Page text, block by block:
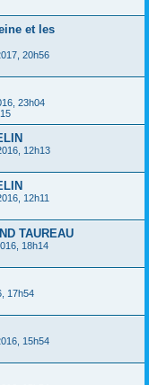
et les
20h56
23h04
12h13
12h11
TAUREAU
18h14
17h54
15h54